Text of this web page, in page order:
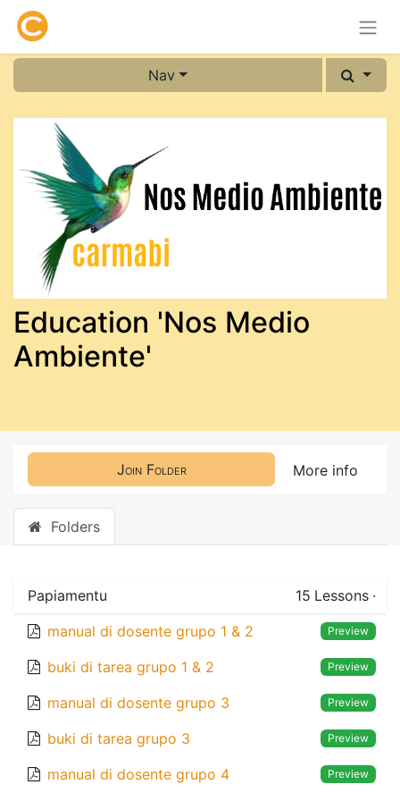
Nav
Education 'Nos Medio
Ambiente'
Join Folder More info
Folders
Papiamentu 15 Lessons ·
manual di dosente grupo 1 & 2
Preview
buki di tarea grupo 1 & 2 Preview
manual di dosente grupo 3 Preview
buki di tarea grupo 3 Preview
manual di dosente grupo 4 Preview